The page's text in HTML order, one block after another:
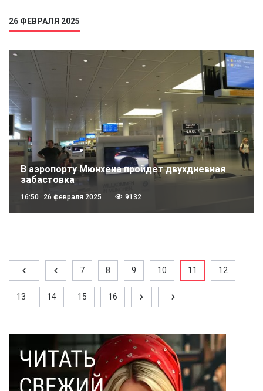
26 ФЕВРАЛЯ 2025
В аэропорту Мюнхена пройдет двухдневная
забастовка
16:50 26 февраля 2025 9132
7 8 9 10 11 12
13 14 15 16